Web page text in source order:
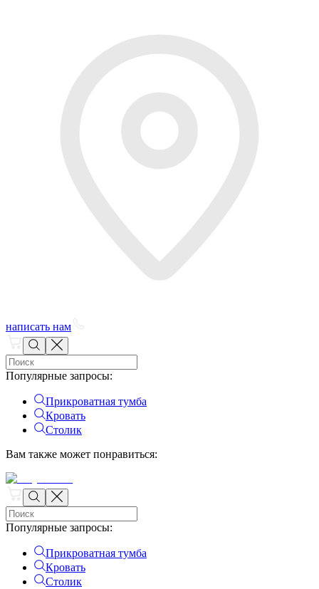
написать нам
Популярные запросы:
Прикроватная тумба
Кровать
Столик
Вам также может понравиться:
Популярные запросы:
Прикроватная тумба
Кровать
Столик